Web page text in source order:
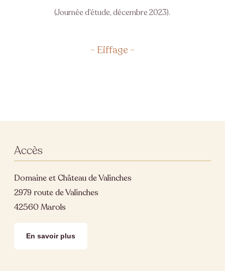
(Journée d’étude, décembre 2023).
Eiffage
Accès
Domaine et Château de Valinches
2979 route de Valinches
42560 Marols
En savoir plus